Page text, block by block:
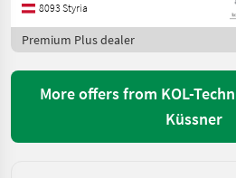
8093 Styria
Premium Plus dealer
More offers from KOL-
Küssner